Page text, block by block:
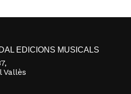
EDICIONS MUSICALS
Vallès